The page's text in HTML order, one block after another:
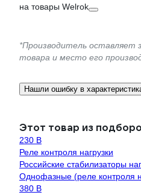
на товары Welrok
*Производитель оставляет
товара и место его
Нашли ошибку в
Этот товар из
230 В
Реле контроля нагрузки
Российские стабилизаторы
Однофазные (реле контроля
380 В